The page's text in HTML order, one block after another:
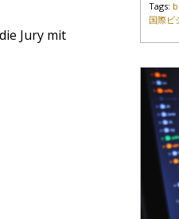
Jury mit
Tags:
国際ビ